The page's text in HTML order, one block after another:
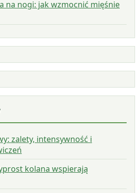
na nogi: jak wzmocnić mięśnie
zalety, intensywność i
kolana wspierają